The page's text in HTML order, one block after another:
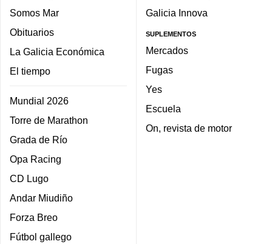
Somos Mar
Obituarios
La Galicia Económica
El tiempo
Mundial 2026
Torre de Marathon
Grada de Río
Opa Racing
CD Lugo
Andar Miudiño
Forza Breo
Fútbol gallego
Galicia Innova
SUPLEMENTOS
Mercados
Fugas
Yes
Escuela
On, revista de motor